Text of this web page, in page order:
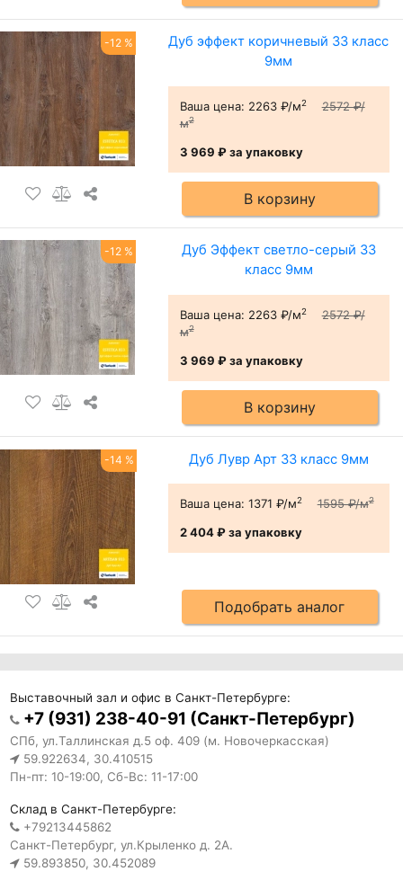
-12 %
Дуб эффект коричневый 33 класс
9мм
Ваша цена: 2263 ₽/м2
2572 ₽/
м2
3 969 ₽за упаковку
В корзину
-12 %
Дуб Эффект светло-серый 33
класс 9мм
Ваша цена: 2263 ₽/м2
2572 ₽/
м2
3 969 ₽за упаковку
В корзину
-14 % Дуб Лувр Арт 33 класс 9мм
Ваша цена: 1371 ₽/м2 1595 ₽/м2
2 404 ₽за упаковку
Подобрать аналог
Выставочный зал и офис в Санкт-Петербурге:
+7 (931) 238-40-91 (Санкт-Петербург)
СПб, ул.Таллинская д.5 оф. 409 (м. Новочеркасская)
59.922634, 30.410515
Пн-пт: 10-19:00, Сб-Вс: 11-17:00
Склад в Санкт-Петербурге:
+79213445862
Санкт-Петербург, ул.Крыленко д. 2А.
59.893850, 30.452089